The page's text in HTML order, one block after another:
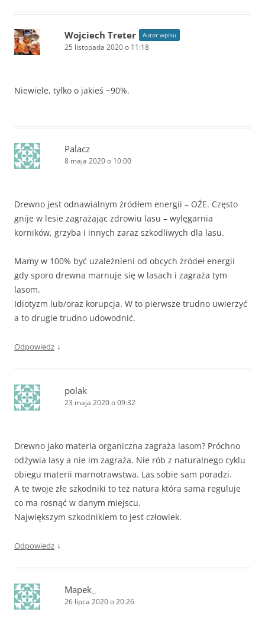
Wojciech Treter Autor wpisu
25 listopada 2020 o 11:18
Niewiele, tylko o jakieś ~90%.
Palacz
8 maja 2020 o 10:00
Drewno jest odnawialnym źródłem energii – OŹE. Często
gnije w lesie zagrażając zdrowiu lasu – wylęgarnia
korników, grzyba i innych zaraz szkodliwych dla lasu.
Mamy w 100% być uzależnieni od obcych źródeł energii
gdy sporo drewna marnuje się w lasach i zagraża tym
lasom.
Idiotyzm lub/oraz korupcja. W to pierwsze trudno uwierzyć
a to drugie trudno udowodnić.
Odpowiedz ↓
polak
23 maja 2020 o 09:32
Drewno jako materia organiczna zagraża lasom? Próchno
odżywia lasy a nie im zagraża. Nie rób z naturalnego cyklu
obiegu materii marnotrawstwa. Las sobie sam poradzi.
A te twoje złe szkodniki to też natura która sama reguluje
co ma rosnąć w danym miejscu.
Największym szkodnikiem to jest człowiek.
Odpowiedz ↓
Mapek_
26 lipca 2020 o 20:26